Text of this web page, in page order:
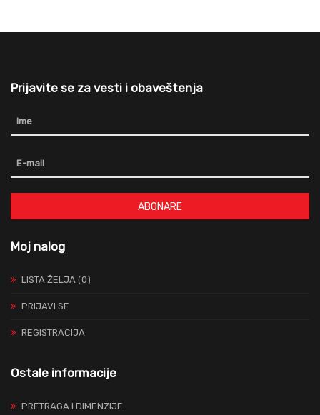
Prijavite se za vesti i obaveštenja
ABONARE
Moj nalog
LISTA ŽELJA (0)
PRIJAVI SE
REGISTRACIJA
Ostale informacije
PRETRAGA I DIMENZIJE